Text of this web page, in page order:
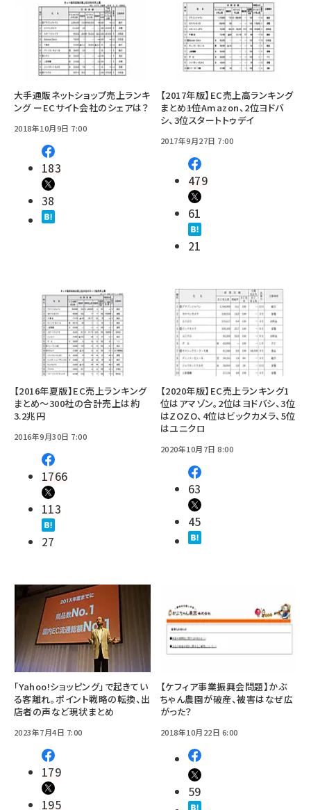
大手通販ネットショップ売上ランキ
ング ーECサイト会社のシェアは？
2018年10月9日 7:00
183
38
【2017年版】EC売上高ランキング
まとめ――1位Amazon、2位ヨドバ
シ、3位スタートトゥデイ
2017年9月27日 7:00
479
61
21
【2016年夏版】EC売上ランキング
まとめ～300社の合計売上は約
3.2兆円
2016年9月30日 7:00
1766
113
27
【2020年版】EC売上ランキング1
位はアマゾン。2位はヨドバシ、3位
はZOZO、4位はビックカメラ、5位
はユニクロ
2020年10月7日 8:00
63
45
「Yahoo!ショッピング」で起きてい
る客離れ。ポイント戦略の転換、出
店者の声など現状まとめ
2023年7月4日 7:00
179
195
【ケフィア事業振興会問題】かぶ
ちゃん農園が破産、被害はなぜ広
がった？
2018年10月22日 6:00
59